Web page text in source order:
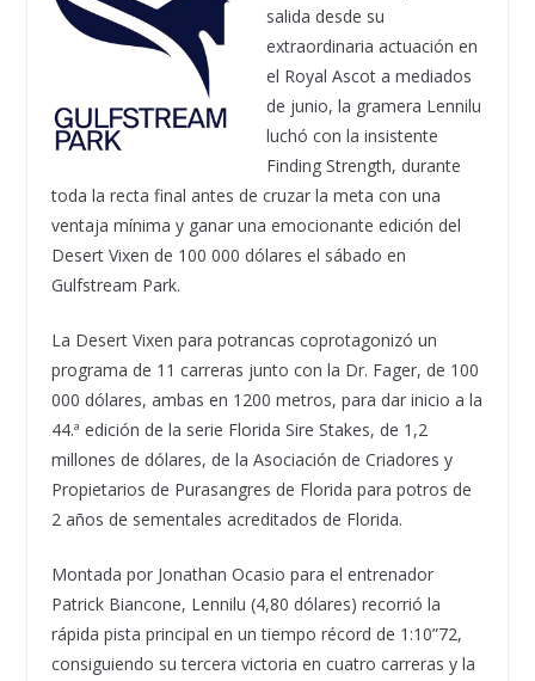
salida desde su
extraordinaria actuación en
el Royal Ascot a mediados
de junio, la gramera Lennilu
luchó con la insistente
Finding Strength, durante
toda la recta final antes de cruzar la meta con una
ventaja mínima y ganar una emocionante edición del
Desert Vixen de 100 000 dólares el sábado en
Gulfstream Park.
La Desert Vixen para potrancas coprotagonizó un
programa de 11 carreras junto con la Dr. Fager, de 100
000 dólares, ambas en 1200 metros, para dar inicio a la
44.ª edición de la serie Florida Sire Stakes, de 1,2
millones de dólares, de la Asociación de Criadores y
Propietarios de Purasangres de Florida para potros de
2 años de sementales acreditados de Florida.
Montada por Jonathan Ocasio para el entrenador
Patrick Biancone, Lennilu (4,80 dólares) recorrió la
rápida pista principal en un tiempo récord de 1:10”72,
consiguiendo su tercera victoria en cuatro carreras y la